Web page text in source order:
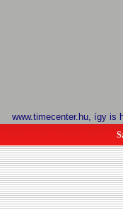
www.timecenter.hu, így is